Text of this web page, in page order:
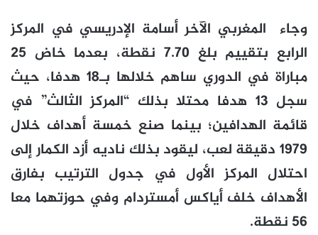
وجاء المغربي الآخر أسامة الإدريسي في المركز
الرابع بتقييم بلغ 7.70 نقطة، بعدما خاض 25
مباراة في الدوري ساهم خلالها بـ18 هدفا، حيث
سجل 13 هدفا محتلا بذلك “المركز الثالث” في
قائمة الهدافين؛ بينما صنع خمسة أهداف خلال
1979 دقيقة لعب، ليقود بذلك ناديه أزد الكمار إلى
احتلال المركز الأول في جدول الترتيب بفارق
الأهداف خلف أياكس أمستردام وفي حوزتهما معا
56 نقطة.